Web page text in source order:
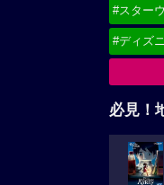
#スター
#ディズ
必見！